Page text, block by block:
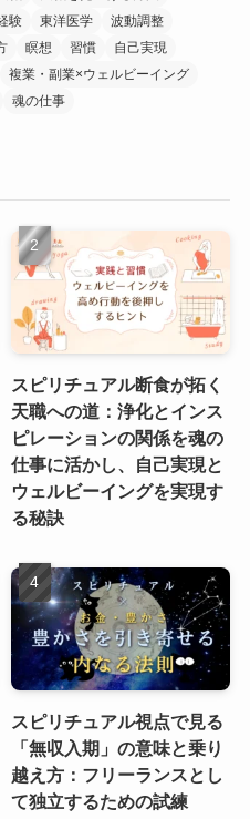
験 東洋医学
波動調整
瞑想 習慣
自己実現
複業・副業×ウェルビーイング
魂の仕事
スピリチュアル断食が拓く
天職への道：浄化とインス
ピレーションの関係を魂の
仕事に活かし、自己実現と
ウェルビーイングを実現す
る秘訣
スピリチュアル視点で見る
「無収入期」の意味と乗り
越え方：フリーランスとし
て独立するための試練